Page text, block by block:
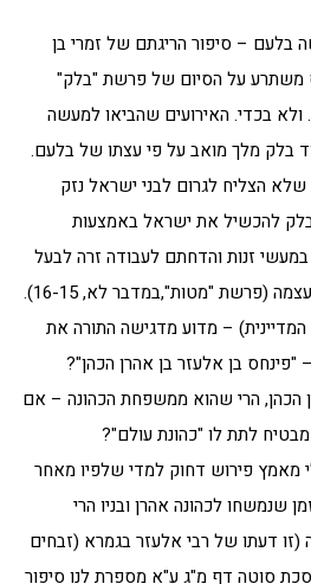
בלעם – סיפור הריגתם של זמרי בן
משתרע על הסיום של פרשת "בלק"
בכדי. האירועים שהביאו למעשה
בלק מלך מואב על פי עצתו של בלעם.
הצליח לגרום לבני ישראל נזק
להכשיל את ישראל באמצעות
במעשי זנות והדחתם לעבודה זרה לבעל
(פרשת "מטות",במדבר לא, 16-15).
– מדוע מדגישה התורה את
בן אלעזר בן אהרן הכהן"?
הכהן, הרי שהוא ממשפחת הכהונה – אם
לתת לו "כהונת עולם"?
מאמץ פירוש דחוק למדי שלפיו מאחר
שנמשחו לכהונה אהרן ובניו הרי
דעתו של רבי אלעזר בגמרא (זבחים
סוטה דף מ"ג ע"א מספרת לנו סיפור